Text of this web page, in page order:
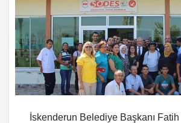
İskenderun Belediye Başkanı Fatih